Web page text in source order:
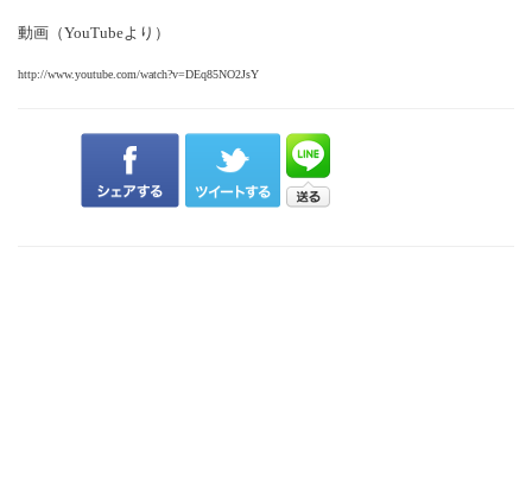
動画（YouTubeより）
http://www.youtube.com/watch?v=DEq85NO2JsY